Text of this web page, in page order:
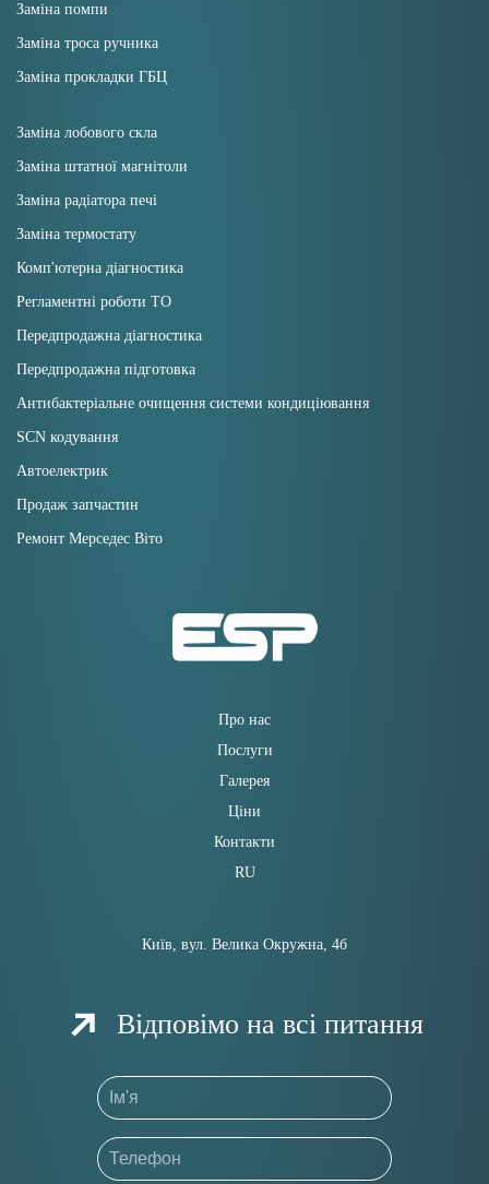
Заміна помпи
Заміна троса ручника
Заміна прокладки ГБЦ
Заміна лобового скла
Заміна штатної магнітоли
Заміна радіатора печі
Заміна термостату
Комп'ютерна діагностика
Регламентні роботи ТО
Передпродажна діагностика
Передпродажна підготовка
Антибактеріальне очищення системи кондиціювання
SCN кодування
Автоелектрик
Продаж запчастин
Ремонт Мерседес Віто
Про нас
Послуги
Галерея
Ціни
Контакти
RU
Київ, вул. Велика Окружна, 4б
Відповімо на всі питання